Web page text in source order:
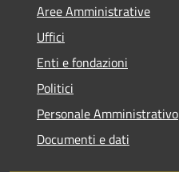
Aree Amministrative
Uffici
Enti e fondazioni
Politici
Personale Amministrativo
Documenti e dati